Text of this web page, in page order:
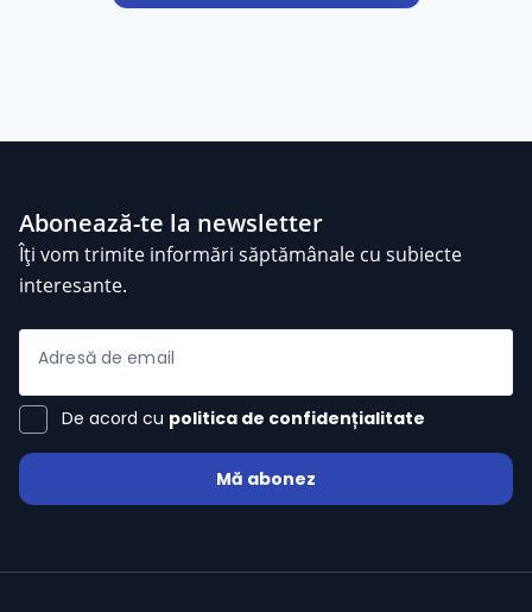
Abonează-te la newsletter
Îți vom trimite informări săptămânale cu subiecte
interesante.
Adresă de email
De acord cu politica de confidențialitate
Mă abonez